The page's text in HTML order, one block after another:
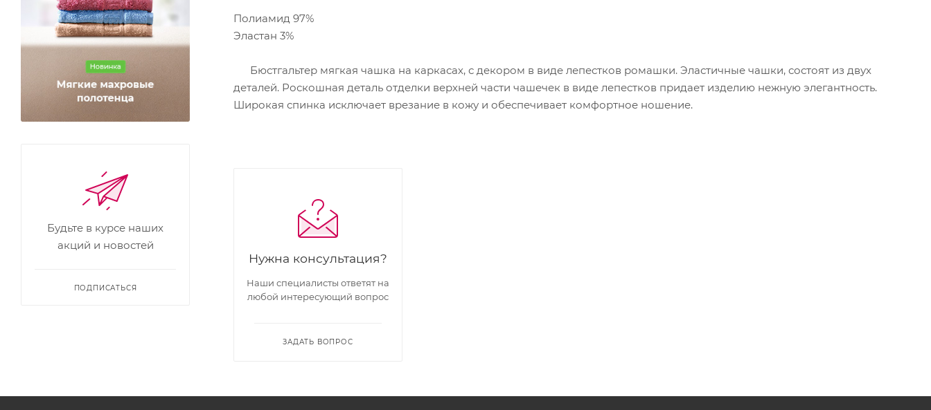
Полиамид 97%
Эластан 3%
Бюстгальтер мягкая чашка на каркасах, с декором в виде лепестков ромашки. Эластичные чашки, состоят из двух
деталей. Роскошная деталь отделки верхней части чашечек в виде лепестков придает изделию нежную элегантность.
Широкая спинка исключает врезание в кожу и обеспечивает комфортное ношение.
Нужна консультация?
Наши специалисты ответят на
любой интересующий вопрос
ЗАДАТЬ ВОПРОС
Будьте в курсе наших
акций и новостей
ПОДПИСАТЬСЯ